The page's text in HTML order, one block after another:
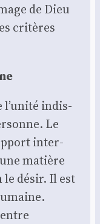
de Dieu
cri­tères
l’unité indis­
Le
inter­
matière
désir. Il est